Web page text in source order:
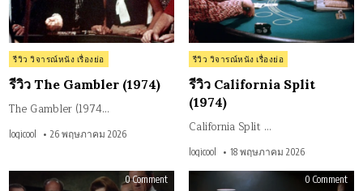
Posted
in
รีวิว วิจารณ์หนัง เรื่องย่อ
รีวิว The Gambler (1974)
The Gambler (1974…
logicool 26 พฤษภาคม 2026
Posted
in
รีวิว วิจารณ์หนัง เรื่องย่อ
รีวิว California Split
(1974)
California Split …
logicool 18 พฤษภาคม 2026
0 Commenton
0 Commenton